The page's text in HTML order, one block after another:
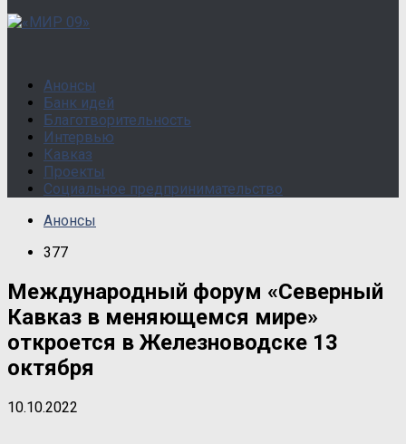
Анонсы
Банк идей
Благотворительность
Интервью
Кавказ
Проекты
Социальное предпринимательство
Анонсы
377
Международный форум «Северный
Кавказ в меняющемся мире»
откроется в Железноводске 13
октября
10.10.2022